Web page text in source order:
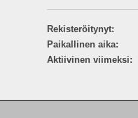
Rekisteröitynyt:
Paikallinen aika:
Aktiivinen viimeksi: